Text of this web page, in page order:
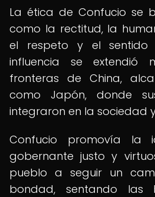
La ética de Confucio se
como la rectitud, la
el respeto y el sentido
influencia se
fronteras de China,
como Japón, donde
integraron en la sociedad
Confucio promovía
gobernante justo y
pueblo a seguir un
bondad, sentando las